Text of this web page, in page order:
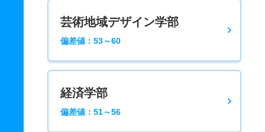
芸術地域デザイン学部
偏差値：53～60
経済学部
偏差値：51～56